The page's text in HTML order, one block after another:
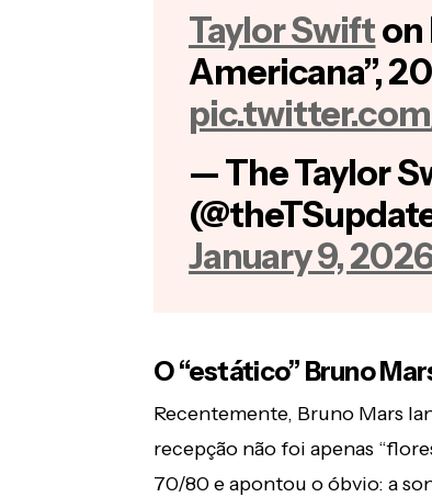
Taylor Swifton
Americana”,
— The Taylor
January 9,
O “estático” Bruno
Recentemente, Bruno Mars
recepção não foi apenas
70/80 e apontou o óbvio: a